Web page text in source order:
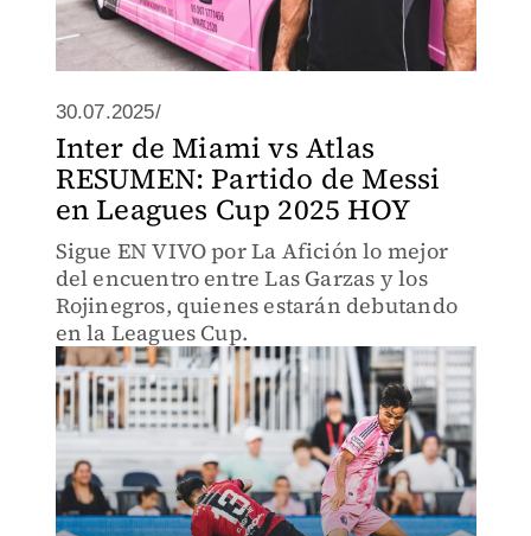
30.07.2025/
Inter de Miami vs Atlas
RESUMEN: Partido de Messi
en Leagues Cup 2025 HOY
Sigue EN VIVO por La Afición lo mejor
del encuentro entre Las Garzas y los
Rojinegros, quienes estarán debutando
en la Leagues Cup.